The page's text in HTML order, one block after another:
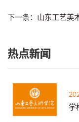
下一条： 山东工艺美
热点新闻
学